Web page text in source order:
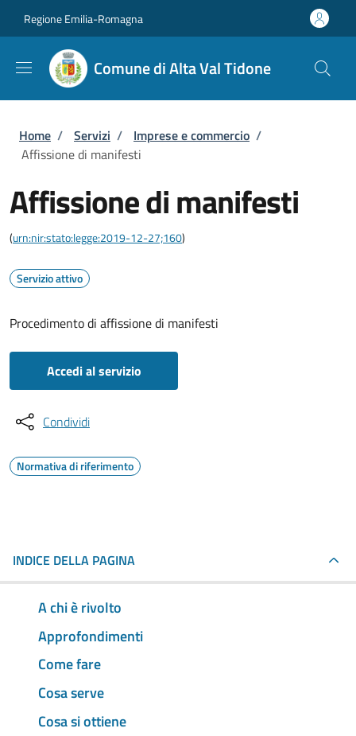
Regione Emilia-Romagna
Comune di Alta Val Tidone
Briciole di pane
Home / Servizi / Imprese e commercio /
Affissione di manifesti
Affissione di manifesti
(urn:nir:stato:legge:2019-12-27;160)
Servizio attivo
Procedimento di affissione di manifesti
Accedi al servizio
Condividi
Normativa di riferimento
INDICE DELLA PAGINA
A chi è rivolto
Approfondimenti
Come fare
Cosa serve
Cosa si ottiene